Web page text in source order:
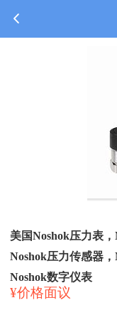
美国Noshok压力表
Noshok压力传感器
Noshok数字仪表
¥价格面议